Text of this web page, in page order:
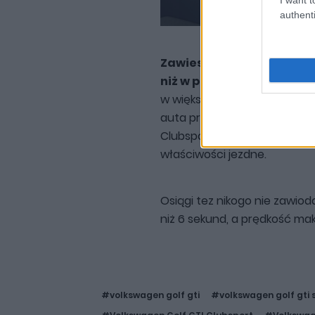
Zawieszenie
niż w przypadku modelu
w większym pozytywie.
auta przy wejściu w zakręt.
Clubsporta na
właściwości jezdne.
Osiągi tez nikogo nie
niż 6 sekund, a prędkość
#volkswagen golf gti #volkswagen golf gti